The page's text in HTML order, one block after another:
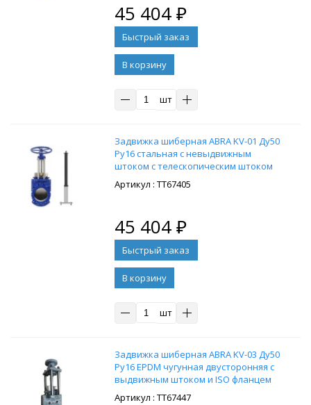
45 404₽
В корзину
шт
Задвижка шиберная ABRA KV-01 Ду50
Ру16 стальная с невыдвижным
штоком с телескопическим штоком
1050-1750 мм, на штурвал,
управление Т-образный ключ, без
: ТТ67405
45 404₽
В корзину
шт
Задвижка шиберная ABRA KV-03 Ду50
Ру16 EPDM чугунная двусторонняя с
выдвижным штоком и ISO фланцем
под привод: ТТ67447